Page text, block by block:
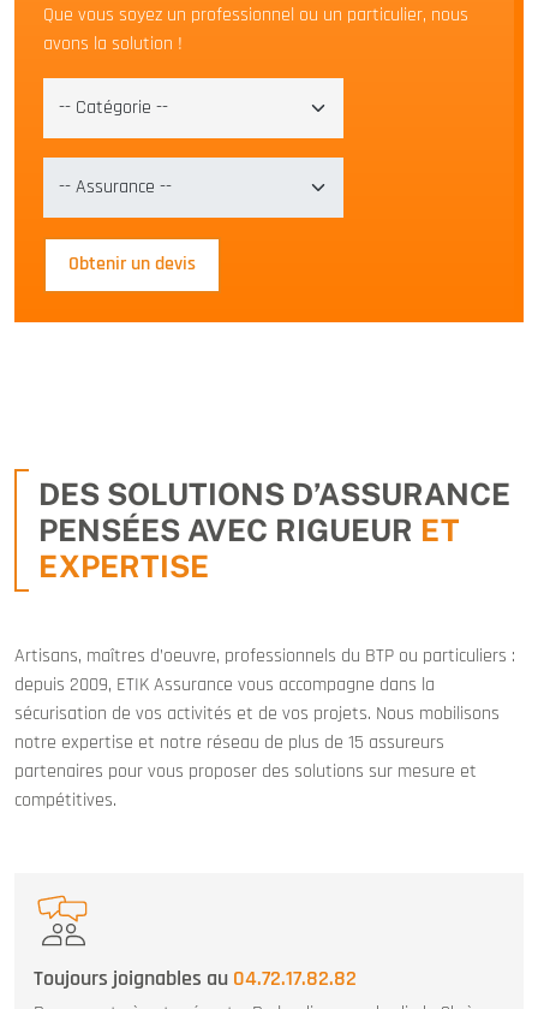
Que vous soyez un professionnel ou un particulier, nous
avons la solution !
Obtenir un devis
DES SOLUTIONS D’ASSURANCE
PENSÉES AVEC RIGUEUR ET
EXPERTISE
Artisans, maîtres d’oeuvre, professionnels du BTP ou particuliers :
depuis 2009, ETIK Assurance vous accompagne dans la
sécurisation de vos activités et de vos projets. Nous mobilisons
notre expertise et notre réseau de plus de 15 assureurs
partenaires pour vous proposer des solutions sur mesure et
compétitives.
Toujours joignables au 04.72.17.82.82